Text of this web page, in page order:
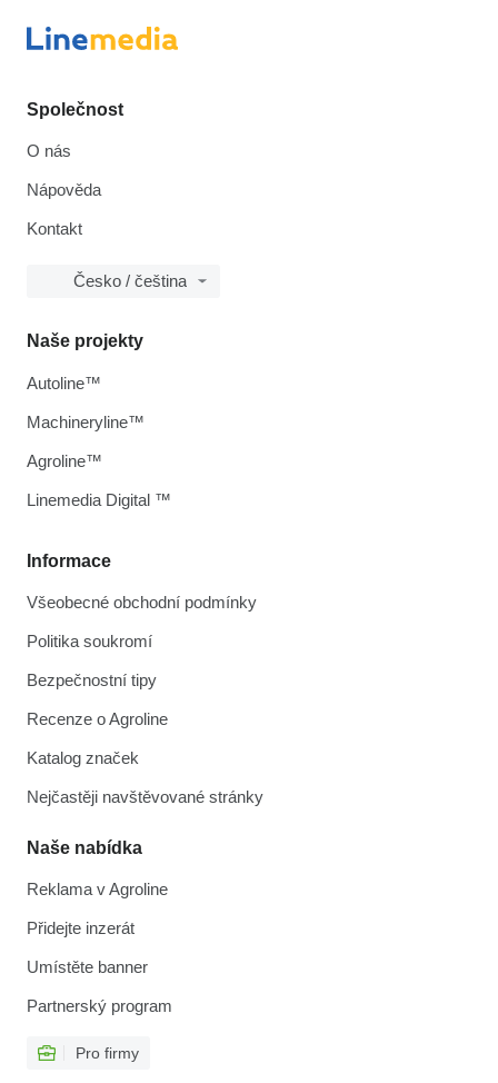
Společnost
O nás
Nápověda
Kontakt
Česko / čeština
Informace
Všeobecné obchodní podmínky
Politika soukromí
Bezpečnostní tipy
Recenze o Agroline
Katalog značek
Nejčastěji navštěvované stránky
Naše nabídka
Reklama v Agroline
Přidejte inzerát
Umístěte banner
Partnerský program
Pro firmy
Naše projekty
Autoline™
Machineryline™
Agroline™
Linemedia Digital ™